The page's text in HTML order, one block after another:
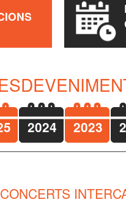
2024 2023